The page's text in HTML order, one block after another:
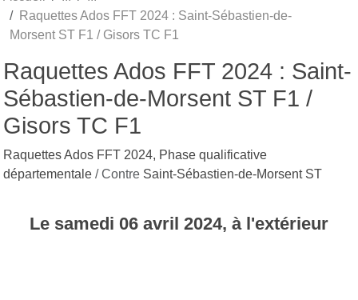
Raquettes Ados FFT 2024 : Saint-Sébastien-de-
Morsent ST F1 / Gisors TC F1
Raquettes Ados FFT 2024 : Saint-
Sébastien-de-Morsent ST F1 /
Gisors TC F1
Raquettes Ados FFT 2024, Phase qualificative
départementale / Contre Saint-Sébastien-de-Morsent ST
Le samedi 06 avril 2024, à l'extérieur